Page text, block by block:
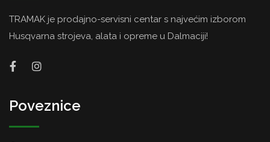
TRAMAK je prodajno-servisni centar s najvećim izborom
Husqvarna strojeva, alata i opreme u Dalmaciji!
Poveznice